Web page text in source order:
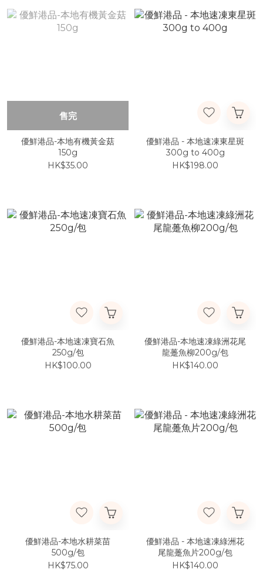
售完
優鮮港品-本地有機黃金菇
150g
HK$35.00
優鮮港品 - 本地速凍東星斑
300g to 400g
HK$198.00
優鮮港品-本地速凍寶石魚
250g/包
HK$100.00
優鮮港品-本地速凍綠洲花尾
龍躉魚柳200g/包
HK$140.00
優鮮港品-本地水耕菜苗
500g/包
HK$75.00
優鮮港品 - 本地速凍綠洲花
尾龍躉魚片200g/包
HK$140.00